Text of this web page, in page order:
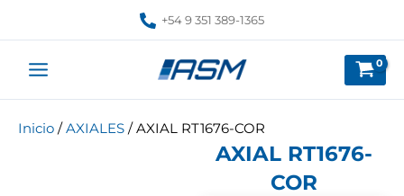
+54 9 351 389-1365
Inicio /AXIALES / AXIAL RT1676-COR
AXIAL RT1676-
COR